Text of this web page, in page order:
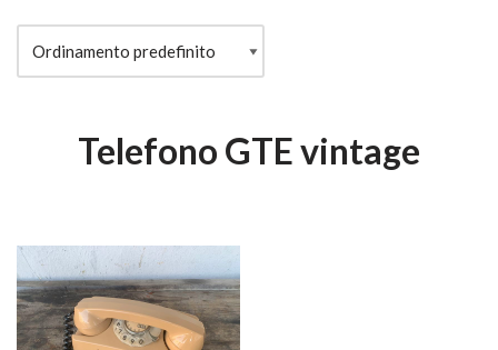
Telefono GTE vintage